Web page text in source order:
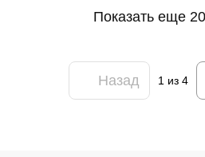
Показать еще
Назад 1из 4